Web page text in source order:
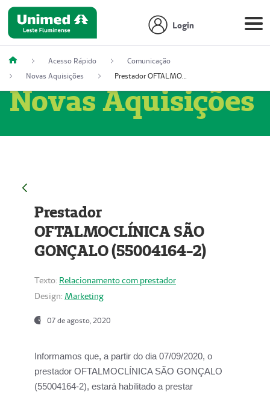
Login
Acesso Rápido
Comunicação
Novas Aquisições
Prestador OFTALMOCLÍNICA SÃO GONÇALO (55004164-2)
Novas Aquisições
Prestador
OFTALMOCLÍNICA SÃO
GONÇALO (55004164-2)
Texto: Relacionamento com prestador
Design: Marketing
07 de agosto, 2020
Informamos que, a partir do dia 07/09/2020, o
prestador OFTALMOCLÍNICA SÃO GONÇALO
(55004164-2), estará habilitado a prestar